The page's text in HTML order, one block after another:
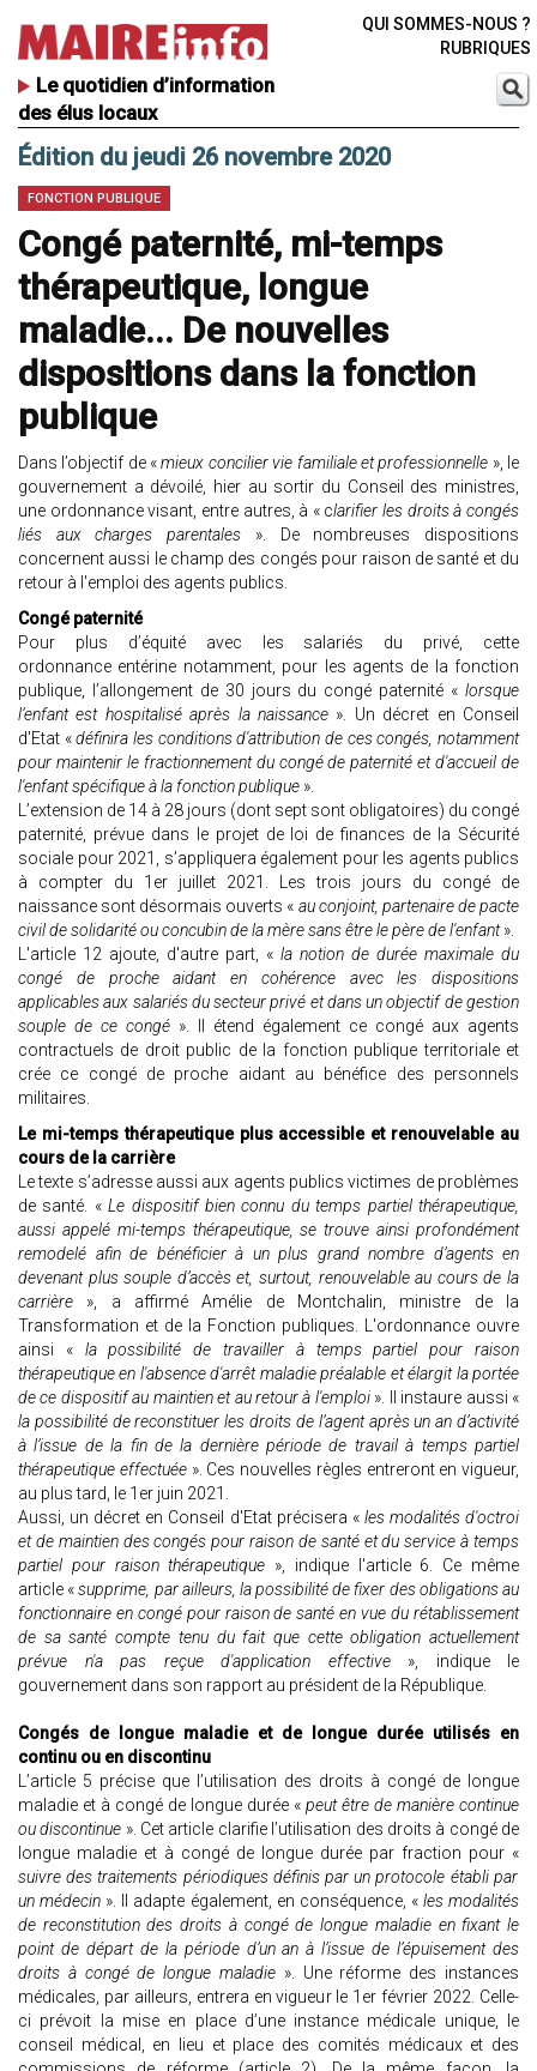
Le quotidien d’information
des élus locaux
QUI SOMMES-NOUS ?
RUBRIQUES
Édition du jeudi 26 novembre 2020
FONCTION PUBLIQUE
Congé paternité, mi-temps
thérapeutique, longue
maladie... De nouvelles
dispositions dans la fonction
publique
Dans l’objectif de «mieux concilier vie familiale et professionnelle », le
gouvernement a dévoilé, hier au sortir du Conseil des ministres,
une ordonnance visant, entre autres, à « clarifier les droits à congés
liés aux charges parentales ». De nombreuses dispositions
concernent aussi le champ des congés pour raison de santé et du
retour à l'emploi des agents publics.
Congé paternité
Pour plus d’équité avec les salariés du privé, cette
ordonnance entérine notamment, pour les agents de la fonction
publique, l’allongement de 30 jours du congé paternité « lorsque
l’enfant est hospitalisé après la naissance ». Un décret en Conseil
d'Etat «définira les conditions d'attribution de ces congés, notamment
pour maintenir le fractionnement du congé de paternité et d'accueil de
l'enfant spécifique à la fonction publique ».
L’extension de 14 à 28 jours (dont sept sont obligatoires) du congé
paternité, prévue dans le projet de loi de finances de la Sécurité
sociale pour 2021, s’appliquera également pour les agents publics
à compter du 1er juillet 2021. Les trois jours du congé de
naissance sont désormais ouverts « au conjoint, partenaire de pacte
civil de solidarité ou concubin de la mère sans être le père de l'enfant».
L'article 12 ajoute, d'autre part, « la notion de durée maximale du
congé de proche aidant en cohérence avec les dispositions
applicables aux salariés du secteur privé et dans un objectif de gestion
souple de ce congé ». Il étend également ce congé aux agents
contractuels de droit public de la fonction publique territoriale et
crée ce congé de proche aidant au bénéfice des personnels
militaires.
Le mi-temps thérapeutique plus accessible et renouvelable au
cours de la carrière
Le texte s’adresse aussi aux agents publics victimes de problèmes
de santé. «Le dispositif bien connu du temps partiel thérapeutique,
aussi appelé mi-temps thérapeutique, se trouve ainsi profondément
remodelé afin de bénéficier à un plus grand nombre d’agents en
devenant plus souple d’accès et, surtout, renouvelable au cours de la
carrière », a affirmé Amélie de Montchalin, ministre de la
Transformation et de la Fonction publiques. L'ordonnance ouvre
ainsi « la possibilité de travailler à temps partiel pour raison
thérapeutique en l'absence d'arrêt maladie préalable et élargit la portée
de ce dispositif au maintien et au retour à l'emploi ». Il instaure aussi «
la possibilité de reconstituer les droits de l’agent après un an d’activité
à l’issue de la fin de la dernière période de travail à temps partiel
thérapeutique effectuée». Ces nouvelles règles entreront en vigueur,
au plus tard, le 1er juin 2021.
Aussi, un décret en Conseil d'Etat précisera «les modalités d'octroi
et de maintien des congés pour raison de santé et du service à temps
partiel pour raison thérapeutique », indique l'article 6. Ce même
article «supprime, par ailleurs, la possibilité de fixer des obligations au
fonctionnaire en congé pour raison de santé en vue du rétablissement
de sa santé compte tenu du fait que cette obligation actuellement
prévue n'a pas reçue d'application effective», indique le
gouvernement dans son rapport au président de la République.
Congés de longue maladie et de longue durée utilisés en
continu ou en discontinu
L’article 5 précise que l’utilisation des droits à congé de longue
maladie et à congé de longue durée « peut être de manière continue
ou discontinue ». Cet article clarifie l’utilisation des droits à congé de
longue maladie et à congé de longue durée par fraction pour «
suivre des traitements périodiques définis par un protocole établi par
un médecin ». Il adapte également, en conséquence, « les modalités
de reconstitution des droits à congé de longue maladie en fixant le
point de départ de la période d’un an à l’issue de l’épuisement des
droits à congé de longue maladie ». Une réforme des instances
médicales, par ailleurs, entrera en vigueur le 1er février 2022. Celle-
ci prévoit la mise en place d’une instance médicale unique, le
conseil médical, en lieu et place des comités médicaux et des